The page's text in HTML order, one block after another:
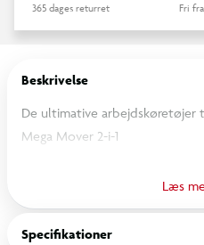
365 dages returret Fri
Beskrivelse
De ultimative arbejdskøretøjer
Mega Mover 2-i-1
realistiske lys- og lydeffekter.
Som entreprenør kan du
store transportlastbil til
Læs
Specifikationer